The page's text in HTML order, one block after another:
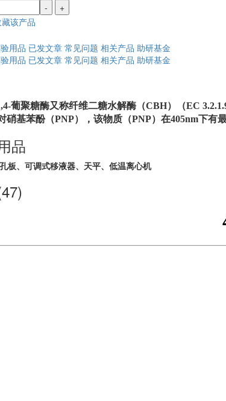
-
+
该产品
用品 已发文章 常见问题 相关产品 助研基金
用品 已发文章 常见问题 相关产品 助研基金
葡聚糖酶又称纤维二糖水解酶（CBH）（EC
硝基苯酚（PNP），该物质（PNP）在405nm下有
品
板、可调式移液器、天平、低温离心机